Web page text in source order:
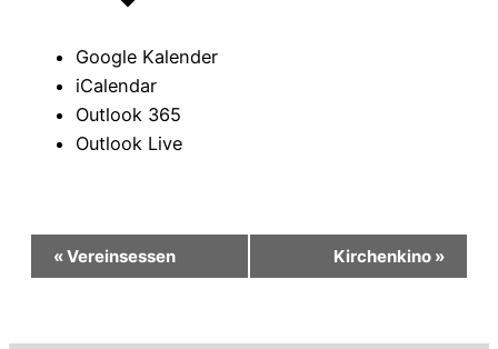
Google Kalender
iCalendar
Outlook 365
Outlook Live
Veranstaltung-
«Vereinsessen Kirchenkino »